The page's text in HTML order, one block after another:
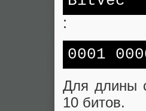
:
0001
Для длины
10 битов.